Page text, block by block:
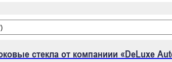
стекла от компаниии «DeLuxe